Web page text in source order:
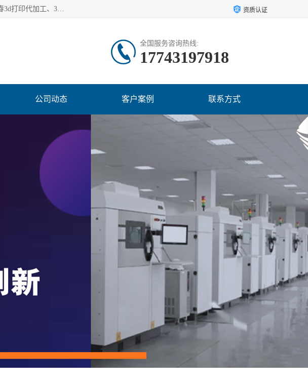
长春市东师青鸟科技有限公司从事3D打印代加工 3D打印设计服务 3D打印相关教育培训 3D打印设计优化 长春3d打印代加工、3D打印代加工及设计服务、3D打印相关教育培训、专利代理及优化、3D打印上下游技术服务，深耕工业设计、机械设计、3D打印多年年，拥有多项技术，辅助数十位客户完成自己的发明及实用新型专利。 资质认证
全国服务咨询热线:
17743197918
公司动态 客户案例 联系方式